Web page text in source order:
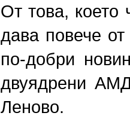
От това, което
дава повече
по-добри
двуядрени
Леново.